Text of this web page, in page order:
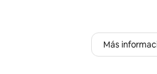
Más